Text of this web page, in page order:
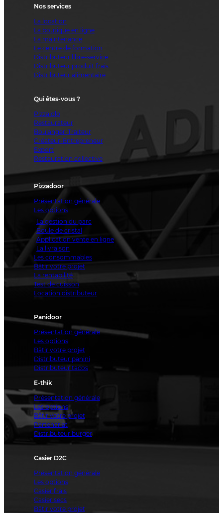
Nos services
La location
La boutique en ligne
La maintenance
Le centre de formation
Distributeur libre-service
Distributeur produit frais
Distributeur alimentaire
Qui êtes-vous ?
Pizzaiolo
Restaurateur
Boulanger-Traiteur
Créateur-Entrepreneur
Export
Restauration collective
Pizzadoor
Présentation générale
Les options
La gestion du parc
Boule de cristal
Application vente en ligne
La livraison
Les consommables
Bâtir votre projet
La rentabilité
Test de cuisson
Location distributeur
Panidoor
Présentation générale
Les options
Bâtir votre projet
Distributeur panini
Distributeur tacos
E-thik
Présentation générale
Les options
Bâtir votre projet
Partenariat
Distributeur burger
Casier D2C
Présentation générale
Les options
Casier frais
Casier secs
Bâtir votre projet